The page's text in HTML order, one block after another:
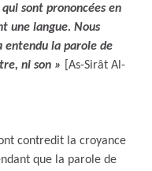
sont prononcées en
une langue. Nous
entendu la parole de
ni son »
[As-Sirât Al-
contredit la croyance
que la parole de